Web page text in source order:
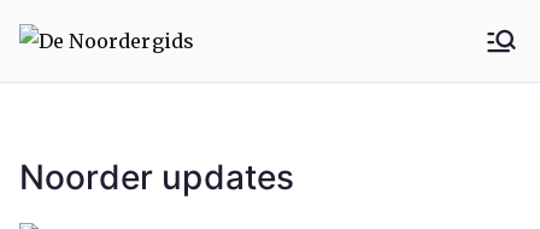
De
Noorder updates